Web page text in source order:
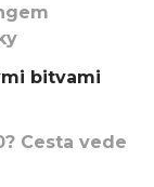
bitvami
Cesta vede